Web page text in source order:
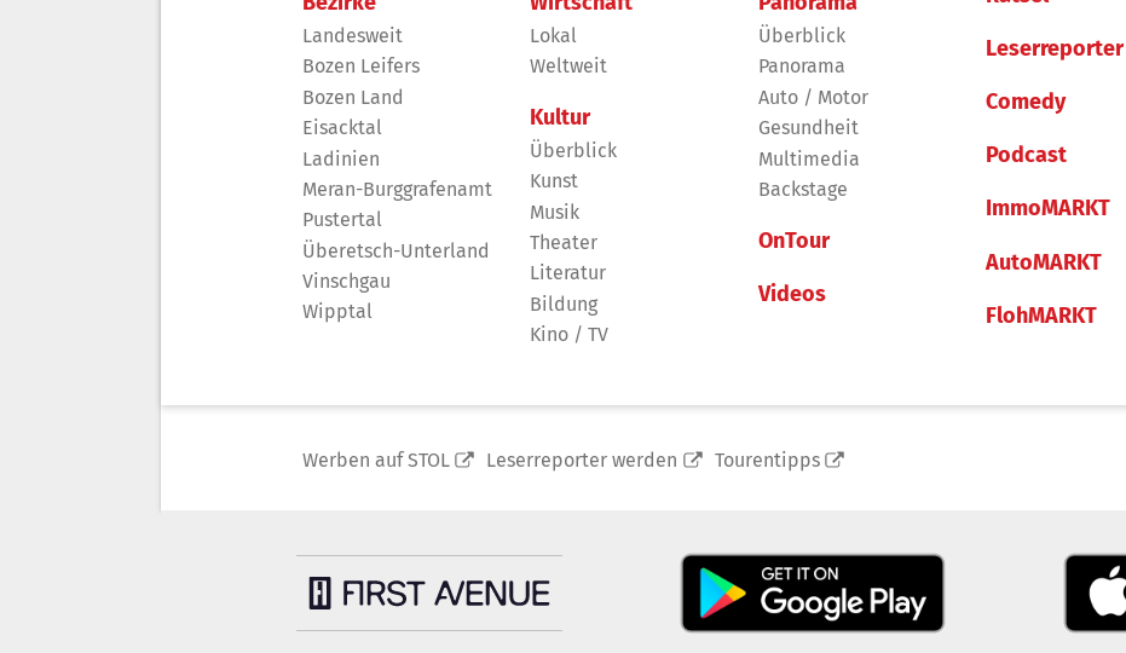
Landesweit
Bozen Leifers
Bozen Land
Eisacktal
Ladinien
Meran-Burggrafenamt
Pustertal
Überetsch-Unterland
Vinschgau
Wipptal
Lokal
Weltweit
Kultur
Überblick
Kunst
Musik
Theater
Literatur
Bildung
Kino / TV
Überblick
Panorama
Auto / Motor
Gesundheit
Multimedia
Backstage
OnTour
Videos
Leserreporter
Comedy
Podcast
ImmoMARKT
AutoMARKT
FlohMARKT
Werben auf STOL Leserreporter werden Tourentipps